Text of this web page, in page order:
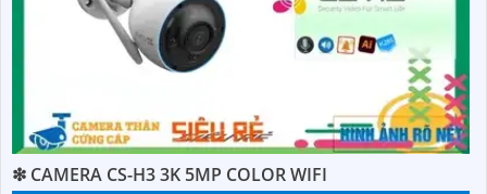
❇ CAMERA CS-H3 3K 5MP COLOR WIFI